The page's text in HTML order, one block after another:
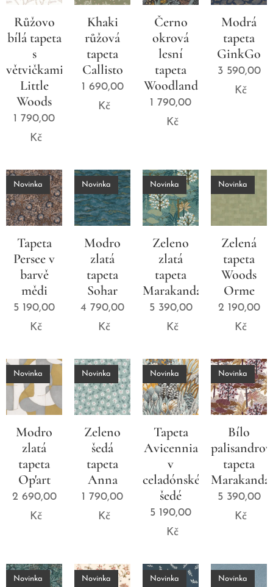
Růžovo
bílá tapeta
s
větvičkami
Little
Woods
1 790,00
Kč
Khaki
růžová
tapeta
Callisto
1 690,00
Kč
Černo
okrová
lesní
tapeta
Woodland
1 790,00
Kč
Modrá
tapeta
GinkGo
3 590,00
Kč
Tapeta
Persee v
barvě
mědi
Novinka
5 190,00
Kč
Modro
zlatá
tapeta
Sohar
Novinka
4 790,00
Kč
Zeleno
zlatá
tapeta
Marakanda
Novinka
5 390,00
Kč
Zelená
tapeta
Woods
Orme
Novinka
2 190,00
Kč
Modro
zlatá
tapeta
Op'art
Novinka
2 690,00
Kč
Zeleno
šedá
tapeta
Anna
Novinka
1 790,00
Kč
Tapeta
Avicennia
v
celadónské
šedé
Novinka
5 190,00
Kč
Bílo
tapeta
Marakanda
Novinka
5 390,00
Kč
Novinka Novinka Novinka Novinka